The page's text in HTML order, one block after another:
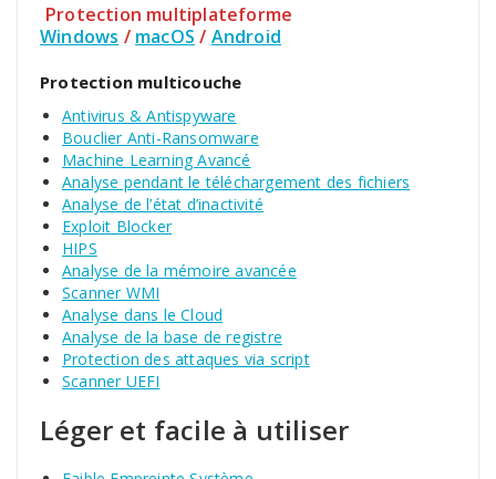
Protection multiplateforme
Windows / macOS / Android
Protection multicouche
Antivirus & Antispyware
Bouclier Anti-Ransomware
Machine Learning Avancé
Analyse pendant le téléchargement des fichiers
Analyse de l’état d’inactivité
Exploit Blocker
HIPS
Analyse de la mémoire avancée
Scanner WMI
Analyse dans le Cloud
Analyse de la base de registre
Protection des attaques via script
Scanner UEFI
Léger et facile à utiliser